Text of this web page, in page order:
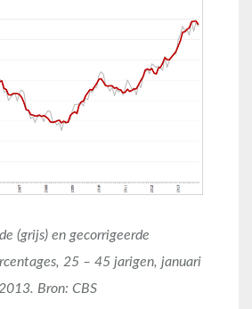
(grijs) en gecorrigeerde
25 – 45 jarigen, januari
Bron: CBS